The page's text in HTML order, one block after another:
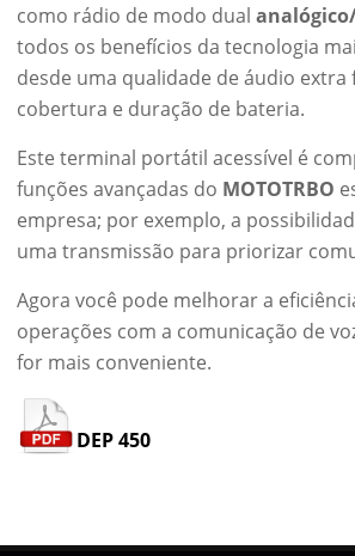
como rádio de modo dual
todos os benefícios da tecnologia
desde uma qualidade de áudio
cobertura e duração de bateria.
Este terminal portátil acessível é
funções avançadas do MOTOTRBO
empresa; por exemplo, a
uma transmissão para priorizar
Agora você pode melhorar a
operações com a comunicação de
for mais conveniente.
DEP 450